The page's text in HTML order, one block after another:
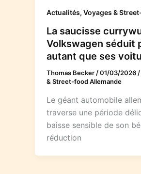
Actualités, Voyages &
La saucisse
Volkswagen séduit
autant que ses
Thomas Becker /01/03/2026 /
& Street-food Allemande
Le géant automobile
traverse une période
baisse sensible de son
réduction